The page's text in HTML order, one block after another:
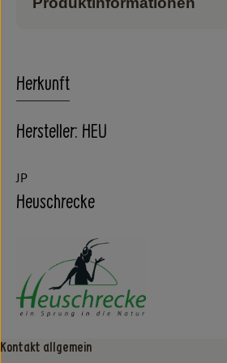
Herkunft
Hersteller: HEU
JP
Heuschrecke
Kontakt allgemein